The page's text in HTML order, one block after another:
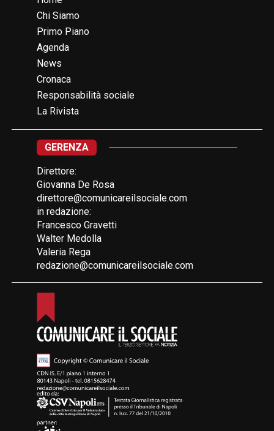
Chi Siamo
Primo Piano
Agenda
News
Cronaca
Responsabilità sociale
La Rivista
GERENZA
Direttore:
Giovanna De Rosa
direttore@comunicareilsociale.com
in redazione:
Francesco Gravetti
Walter Medolla
Valeria Rega
redazione@comunicareilsociale.com